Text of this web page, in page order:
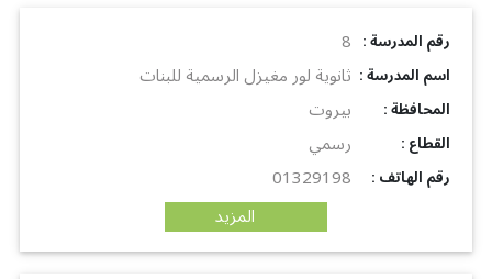
: رقم المدرسة 8
: اسم المدرسة ثانوية لور مغيزل الرسمية للبنات
: المحافظة بيروت
: القطاع رسمي
: رقم الهاتف
01329198
المزيد